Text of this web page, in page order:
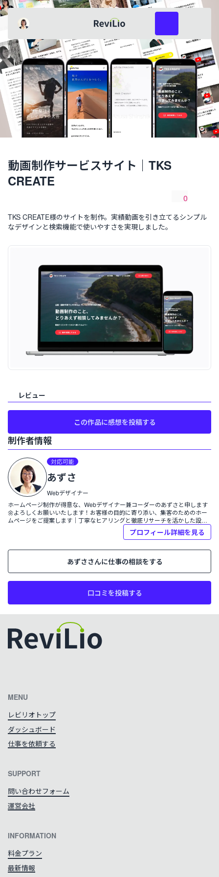
あずさ レビリオ
動画制作サービスサイト｜TKS
CREATE
0
TKS CREATE様のサイトを制作。実績動画を引き立てるシンプル
なデザインと検索機能で使いやすさを実現しました。
制作者情報
プロフィール:あずさ
対応可能
あずさ
Webデザイナー
ホームページ制作が得意な、Webデザイナー兼コーダーのあずさと申します
🌼よろしくお願いいたします！お客様の目的に寄り添い、集客のためのホー
ムページをご提案します｜丁寧なヒアリングと徹底リサーチを活かした設計
が得意｜デザイン、サイト構築まで一括サポートしています｜
プロフィール詳細を見る
レビュー
この作品に感想を投稿する
あずささんに仕事の相談をする
口コミを投稿する
MENU
レビリオトップ
ダッシュボード
仕事を依頼する
SUPPORT
問い合わせフォーム
運営会社
INFORMATION
料金プラン
最新情報